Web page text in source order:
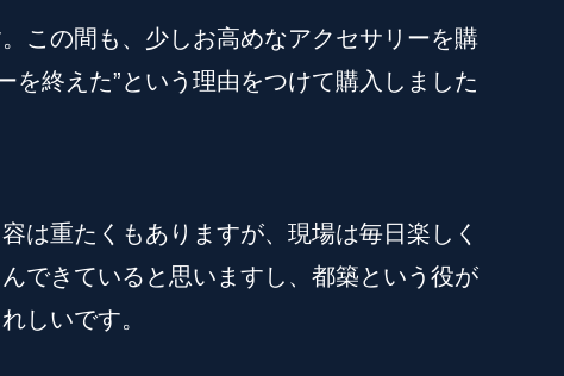
この間も、少しお高めなアクセサリーを購
を終えた”という理由をつけて購入しました
は重たくもありますが、現場は毎日楽しく
できていると思いますし、都築という役が
しいです。